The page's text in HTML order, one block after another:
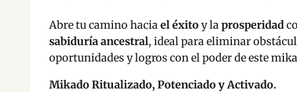
Abre tu camino haciael éxitoy laprosperidad
sabiduría ancestral, ideal para eliminar
oportunidades y logros con el poder de este
Mikado Ritualizado, Potenciado y Activado.